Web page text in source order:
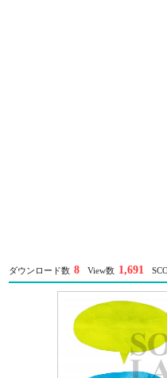
ダウンロード数 8 View数 1,691